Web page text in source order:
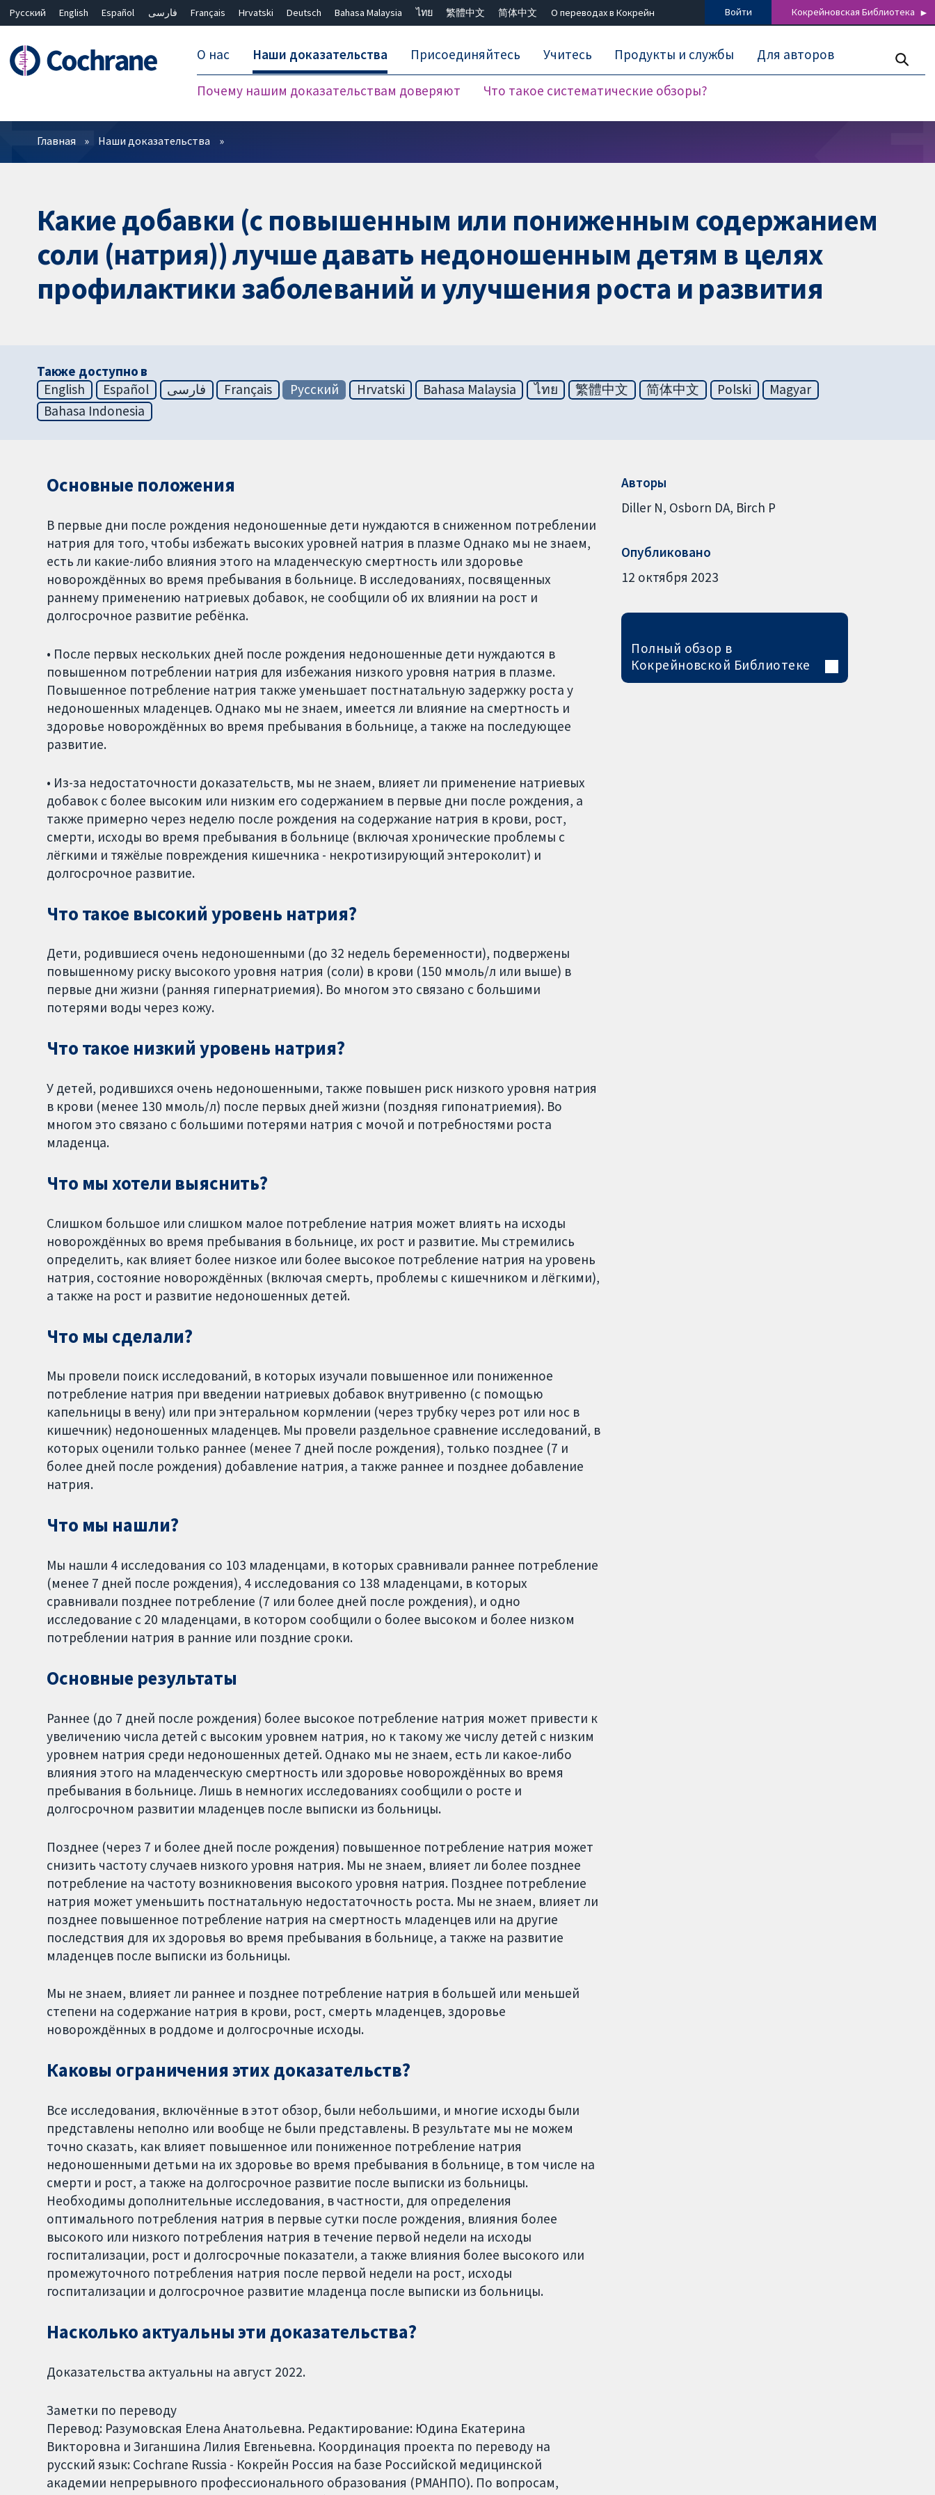
Русский English Español فارسی Français Hrvatski Deutsch Bahasa Malaysia ไทย 繁體中文 简体中文 О переводах в Кокрейн Войти Кокрейновская Библиотека
О нас Наши доказательства
Почему нашим доказательствам доверяют Что такое систематические обзоры?
Присоединяйтесь Учитесь Продукты и службы Для авторов
Фильтры
Главная Наши доказательства
Какие добавки (с повышенным или пониженным содержанием
соли (натрия)) лучше давать недоношенным детям в целях
профилактики заболеваний и улучшения роста и развития
Также доступно в
English
Español فارسی Français Русский Hrvatski Bahasa Malaysia ไทย 繁體中文 简体中文 Polski
Magyar
Bahasa Indonesia
Основные положения
В первые дни после рождения недоношенные дети нуждаются в сниженном потреблении
натрия для того, чтобы избежать высоких уровней натрия в плазме Однако мы не знаем,
есть ли какие-либо влияния этого на младенческую смертность или здоровье
новорождённых во время пребывания в больнице. В исследованиях, посвященных
раннему применению натриевых добавок, не сообщили об их влиянии на рост и
долгосрочное развитие ребёнка.
• После первых нескольких дней после рождения недоношенные дети нуждаются в
повышенном потреблении натрия для избежания низкого уровня натрия в плазме.
Повышенное потребление натрия также уменьшает постнатальную задержку роста у
недоношенных младенцев. Однако мы не знаем, имеется ли влияние на смертность и
здоровье новорождённых во время пребывания в больнице, а также на последующее
развитие.
• Из-за недостаточности доказательств, мы не знаем, влияет ли применение натриевых
добавок с более высоким или низким его содержанием в первые дни после рождения, а
также примерно через неделю после рождения на содержание натрия в крови, рост,
смерти, исходы во время пребывания в больнице (включая хронические проблемы с
лёгкими и тяжёлые повреждения кишечника - некротизирующий энтероколит) и
долгосрочное развитие.
Что такое высокий уровень натрия?
Дети, родившиеся очень недоношенными (до 32 недель беременности), подвержены
повышенному риску высокого уровня натрия (соли) в крови (150 ммоль/л или выше) в
первые дни жизни (ранняя гипернатриемия). Во многом это связано с большими
потерями воды через кожу.
Что такое низкий уровень натрия?
У детей, родившихся очень недоношенными, также повышен риск низкого уровня натрия
в крови (менее 130 ммоль/л) после первых дней жизни (поздняя гипонатриемия). Во
многом это связано с большими потерями натрия с мочой и потребностями роста
младенца.
Что мы хотели выяснить?
Слишком большое или слишком малое потребление натрия может влиять на исходы
новорождённых во время пребывания в больнице, их рост и развитие. Мы стремились
определить, как влияет более низкое или более высокое потребление натрия на уровень
натрия, состояние новорождённых (включая смерть, проблемы с кишечником и лёгкими),
а также на рост и развитие недоношенных детей.
Что мы сделали?
Мы провели поиск исследований, в которых изучали повышенное или пониженное
потребление натрия при введении натриевых добавок внутривенно (с помощью
капельницы в вену) или при энтеральном кормлении (через трубку через рот или нос в
кишечник) недоношенных младенцев. Мы провели раздельное сравнение исследований, в
которых оценили только раннее (менее 7 дней после рождения), только позднее (7 и
более дней после рождения) добавление натрия, а также раннее и позднее добавление
натрия.
Что мы нашли?
Мы нашли 4 исследования со 103 младенцами, в которых сравнивали раннее потребление
(менее 7 дней после рождения), 4 исследования со 138 младенцами, в которых
сравнивали позднее потребление (7 или более дней после рождения), и одно
исследование с 20 младенцами, в котором сообщили о более высоком и более низком
потреблении натрия в ранние или поздние сроки.
Основные результаты
Раннее (до 7 дней после рождения) более высокое потребление натрия может привести к
увеличению числа детей с высоким уровнем натрия, но к такому же числу детей с низким
уровнем натрия среди недоношенных детей. Однако мы не знаем, есть ли какое-либо
влияния этого на младенческую смертность или здоровье новорождённых во время
пребывания в больнице. Лишь в немногих исследованиях сообщили о росте и
долгосрочном развитии младенцев после выписки из больницы.
Позднее (через 7 и более дней после рождения) повышенное потребление натрия может
снизить частоту случаев низкого уровня натрия. Мы не знаем, влияет ли более позднее
потребление на частоту возникновения высокого уровня натрия. Позднее потребление
натрия может уменьшить постнатальную недостаточность роста. Мы не знаем, влияет ли
позднее повышенное потребление натрия на смертность младенцев или на другие
последствия для их здоровья во время пребывания в больнице, а также на развитие
младенцев после выписки из больницы.
Мы не знаем, влияет ли раннее и позднее потребление натрия в большей или меньшей
степени на содержание натрия в крови, рост, смерть младенцев, здоровье
новорождённых в роддоме и долгосрочные исходы.
Каковы ограничения этих доказательств?
Все исследования, включённые в этот обзор, были небольшими, и многие исходы были
представлены неполно или вообще не были представлены. В результате мы не можем
точно сказать, как влияет повышенное или пониженное потребление натрия
недоношенными детьми на их здоровье во время пребывания в больнице, в том числе на
смерти и рост, а также на долгосрочное развитие после выписки из больницы.
Необходимы дополнительные исследования, в частности, для определения
оптимального потребления натрия в первые сутки после рождения, влияния более
высокого или низкого потребления натрия в течение первой недели на исходы
госпитализации, рост и долгосрочные показатели, а также влияния более высокого или
промежуточного потребления натрия после первой недели на рост, исходы
госпитализации и долгосрочное развитие младенца после выписки из больницы.
Насколько актуальны эти доказательства?
Доказательства актуальны на август 2022.
Заметки по переводу
Перевод: Разумовская Елена Анатольевна. Редактирование: Юдина Екатерина
Викторовна и Зиганшина Лилия Евгеньевна. Координация проекта по переводу на
русский язык: Cochrane Russia - Кокрейн Россия на базе Российской медицинской
академии непрерывного профессионального образования (РМАНПО). По вопросам,
Авторы
Diller N Osborn DA Birch P
Опубликовано
12 октября 2023
Полный обзор в
Кокрейновской Библиотеке